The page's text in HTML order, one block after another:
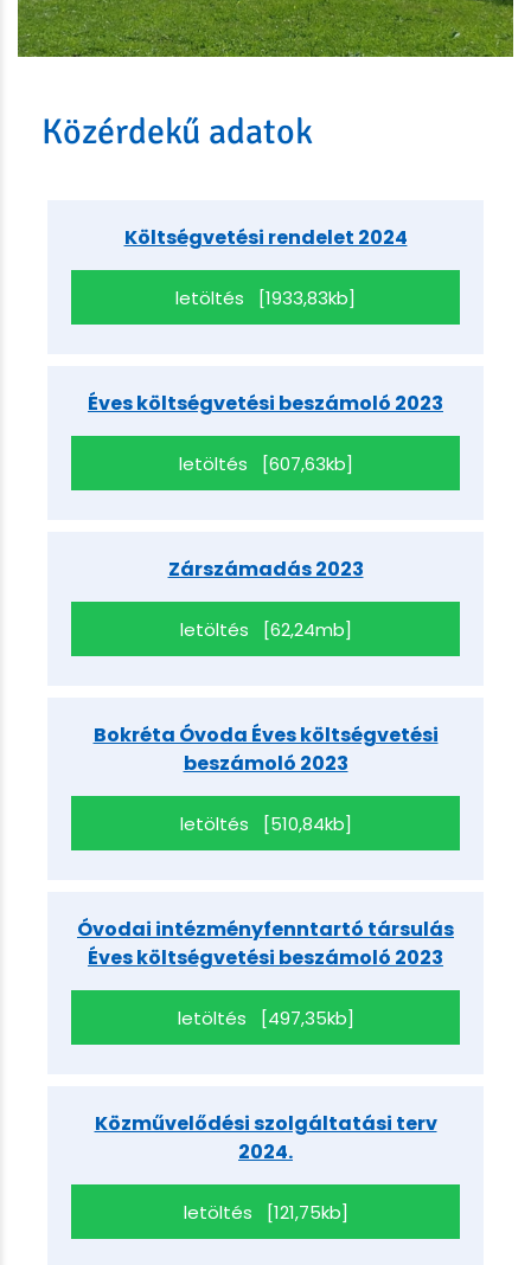
Közérdekű adatok
Költségvetési rendelet 2024
letöltés [1933,83kb]
Éves költségvetési beszámoló 2023
letöltés [607,63kb]
Zárszámadás 2023
letöltés [62,24mb]
Bokréta Óvoda Éves költségvetési
beszámoló 2023
letöltés [510,84kb]
Óvodai intézményfenntartó társulás
Éves költségvetési beszámoló 2023
letöltés [497,35kb]
Közművelődési szolgáltatási terv
2024.
letöltés [121,75kb]